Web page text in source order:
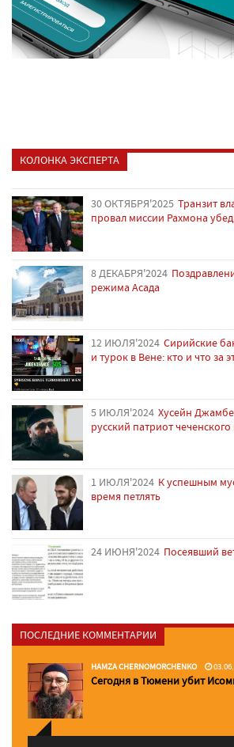
КОЛОНКА ЭКСПЕРТА
30 ОКТЯБРЯ'2025 Транзит
провал миссии Рахмона
8 ДЕКАБРЯ'2024
режима Асада
12 ИЮЛЯ'2024 Сирийские
и турок в Вене: кто и что за
5 ИЮЛЯ'2024 Хусейн
русский патриот
1 ИЮЛЯ'2024 К успешным
время петлять
24 ИЮНЯ'2024 Посеявший
ПОСЛЕДНИЕ КОММЕНТАРИИ
HAMZA CHERNOMORCHENKO
Сегодня в Тюмени убит